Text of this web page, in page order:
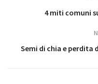
4 miti comuni
Semi di chia e perdita